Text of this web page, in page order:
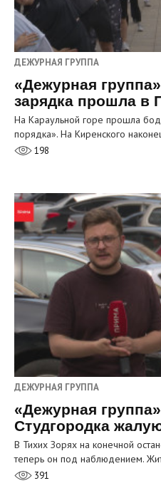
ДЕЖУРНАЯ ГРУППА
«Дежурная
зарядка прошла в
На Караульной горе прошла
порядка». На Киренского
198
ДЕЖУРНАЯ ГРУППА
«Дежурная
Студгородка
В Тихих Зорях на конечной
теперь он под наблюдением.
391